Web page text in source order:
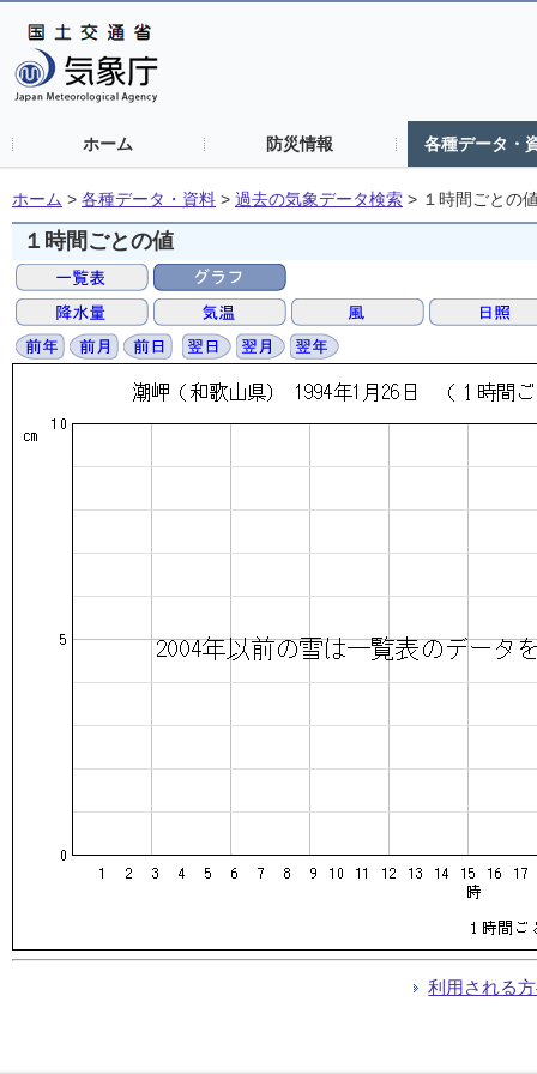
ホーム 防災情報 各種データ・
ホーム > 各種データ・資料 > 過去の気象データ検索 > １時間ごとの
１時間ごとの値
利用される